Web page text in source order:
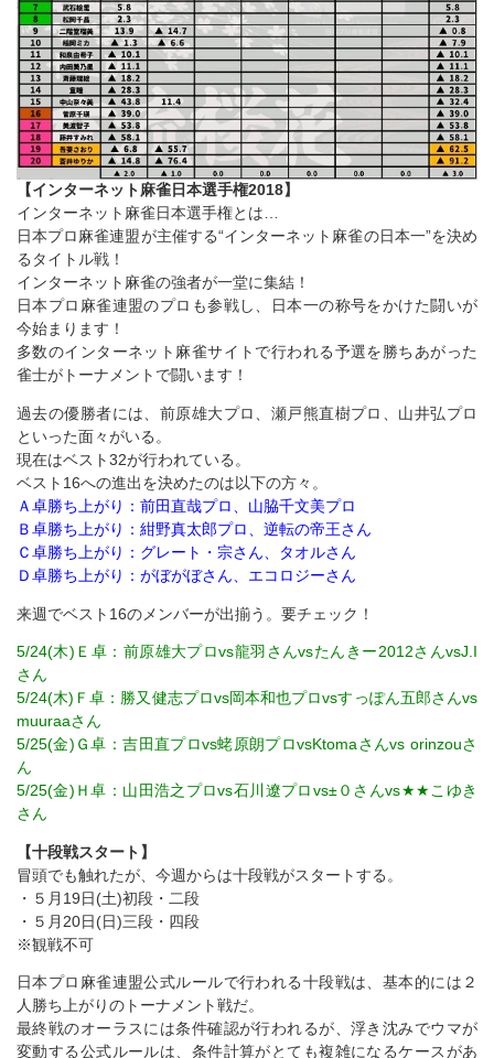
【インターネット麻雀日本選手権2018】
インターネット麻雀日本選手権とは…
日本プロ麻雀連盟が主催する“インターネット麻雀の日本一”を決め
るタイトル戦！
インターネット麻雀の強者が一堂に集結！
日本プロ麻雀連盟のプロも参戦し、日本一の称号をかけた闘いが
今始まります！
多数のインターネット麻雀サイトで行われる予選を勝ちあがった
雀士がトーナメントで闘います！
過去の優勝者には、前原雄大プロ、瀬戸熊直樹プロ、山井弘プロ
といった面々がいる。
現在はベスト32が行われている。
ベスト16への進出を決めたのは以下の方々。
Ａ卓勝ち上がり：前田直哉プロ、山脇千文美プロ
Ｂ卓勝ち上がり：紺野真太郎プロ、逆転の帝王さん
Ｃ卓勝ち上がり：グレート・宗さん、タオルさん
Ｄ卓勝ち上がり：がぼがぼさん、エコロジーさん
来週でベスト16のメンバーが出揃う。要チェック！
5/24(木)Ｅ卓：前原雄大プロvs龍羽さんvsたんきー2012さんvsJ.I
さん
5/24(木)Ｆ卓：勝又健志プロvs岡本和也プロvsすっぽん五郎さんvs
muuraaさん
5/25(金)Ｇ卓：吉田直プロvs蛯原朗プロvsKtomaさんvs orinzouさ
ん
5/25(金)Ｈ卓：山田浩之プロvs石川遼プロvs±０さんvs★★こゆき
さん
【十段戦スタート】
冒頭でも触れたが、今週からは十段戦がスタートする。
・５月19日(土)初段・二段
・５月20日(日)三段・四段
※観戦不可
日本プロ麻雀連盟公式ルールで行われる十段戦は、基本的には２
人勝ち上がりのトーナメント戦だ。
最終戦のオーラスには条件確認が行われるが、浮き沈みでウマが
変動する公式ルールは、条件計算がとても複雑になるケースがあ